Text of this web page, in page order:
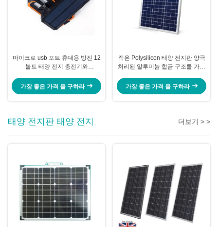
마이크로 usb 포트 휴대용 방진 12
볼트 태양 전지 충전기와
가장 좋은 가격 을 구하라
작은 Polysilicon 태양 전지판 양극
처리된 알루미늄 합금 구조를 가진
가장 좋은 가격 을 구하라
태양 전지판 태양 전지 더보기 > >